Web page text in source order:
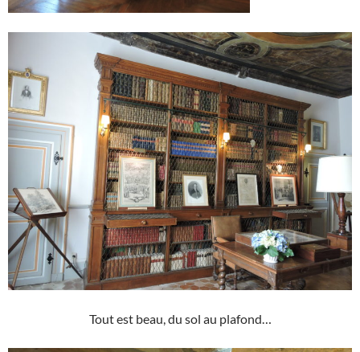
Tout est beau, du sol au plafond…